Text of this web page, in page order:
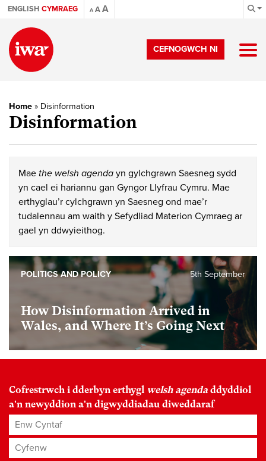
ENGLISH CYMRAEG A AA
CEFNOGWCH NI
Home » Disinformation
Disinformation
Mae the welsh agenda yn gylchgrawn Saesneg sydd
yn cael ei hariannu gan Gyngor Llyfrau Cymru. Mae
erthyglau’r cylchgrawn yn Saesneg ond mae’r
tudalennau am waith y Sefydliad Materion Cymraeg ar
gael yn ddwyieithog.
How Disinformation Arrived in
Wales, and Where It’s Going Next
5th September
POLITICS AND POLICY
Cofrestrwch i dderbyn erthygl welsh agenda ddyddiol
a'n newyddion a'n digwyddiadau diweddaraf
Enw Cyntaf
Cyfenw